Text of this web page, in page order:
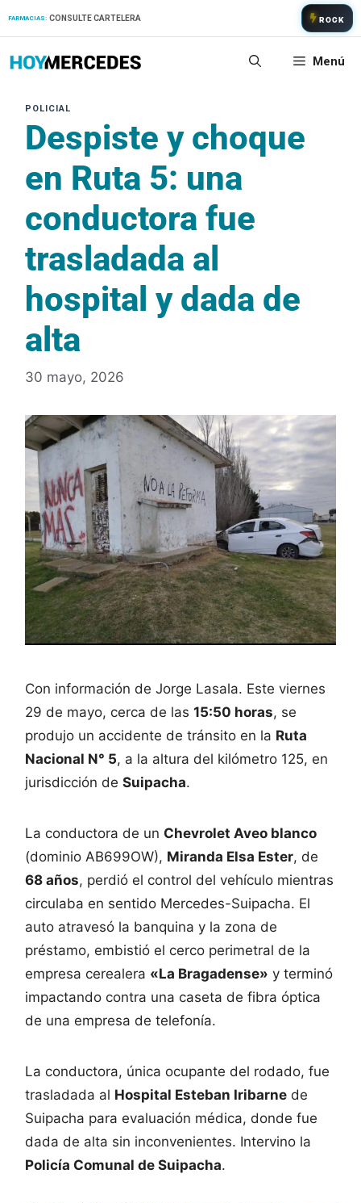
FARMACIAS: CONSULTE CARTELERA ROCK
Menú
Despiste y choque
en Ruta 5: una
conductora fue
trasladada al
hospital y dada de
alta
30 mayo, 2026
Con información de Jorge Lasala. Este viernes
29 de mayo, cerca de las 15:50 horas, se
produjo un accidente de tránsito en la Ruta
Nacional N° 5, a la altura del kilómetro 125, en
jurisdicción de Suipacha.
La conductora de un Chevrolet Aveo blanco
(dominio AB699OW), Miranda Elsa Ester, de
68 años, perdió el control del vehículo mientras
circulaba en sentido Mercedes-Suipacha. El
auto atravesó la banquina y la zona de
préstamo, embistió el cerco perimetral de la
empresa cerealera «La Bragadense» y terminó
impactando contra una caseta de fibra óptica
de una empresa de telefonía.
La conductora, única ocupante del rodado, fue
trasladada al Hospital Esteban Iribarne de
Suipacha para evaluación médica, donde fue
dada de alta sin inconvenientes. Intervino la
Policía Comunal de Suipacha.